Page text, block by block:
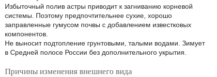
Избыточный полив астры приводит к загниванию корневой
системы. Поэтому предпочтительнее сухие, хорошо
заправленные гумусом почвы с добавлением известковых
компонентов.
Не выносит подтопление грунтовыми, талыми водами. Зимует
в Средней полосе России без дополнительного укрытия.
Причины изменения внешнего вида